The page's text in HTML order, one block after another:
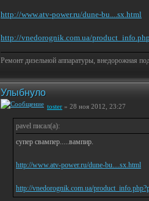
http://www.atv-power.ru/dune-bu....sx.html
http://vnedorognik.com.ua/
Ремонт дизельной аппаратуры, внедорожная
Улыбнуло
toster » 28 ноя 2012, 23:27
pavel писал(а):
супер свампер.....вампир.
http://www.atv-power.ru/dune-bu....sx.html
http://vnedorognik.com.ua/